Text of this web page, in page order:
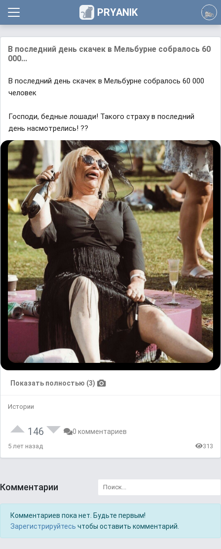
PRYANIK
В последний день скачек в Мельбурне собралось 60
000...
В последний день скачек в Мельбурне собралось 60 000
человек
Господи, бедные лошади! Такого страху в последний
день насмотрелись! ??
Показать полностью (3)
Истории
146 0 комментариев
5 лет назад 313
Комментарии
Комментариев пока нет. Будьте первым!
Зарегистрируйтесь чтобы оставить комментарий.